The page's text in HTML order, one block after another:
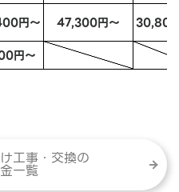
円～ 47,300円～ 30,800
円～
工事・交換の
一覧